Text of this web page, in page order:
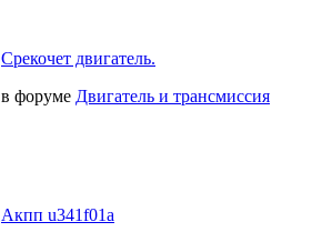
Срекочет двигатель.
в форуме Двигатель и трансмиссия
Акпп u341f01a